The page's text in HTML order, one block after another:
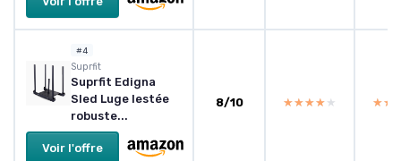
#4
Suprfit
Suprfit Edigna
Sled Luge lestée
robuste...
Voir l'offre
8/10 ★★★★★
★★★★★